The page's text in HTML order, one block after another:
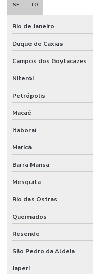
Transporte dedicado e
Transporte de eletrônicos
Transporte de encomendas
Transporte de
Transporte de
Transporte expresso de
Transporte de malotes
Transporte de material
Transporte de
Transporte rodoviário de
SE TO
Rio de Janeiro
Duque de Caxias
Campos dos Goytacazes
Niterói
Petrópolis
Macaé
Itaboraí
Maricá
Barra Mansa
Mesquita
Rio das Ostras
Queimados
Resende
São Pedro da Aldeia
Japeri